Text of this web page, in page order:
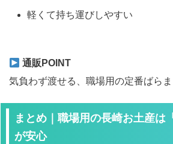
軽くて持ち運びしやすい
通販POINT
気負わず渡せる、職場用の定番ばらま
まとめ｜職場用の長崎お土産は
が安心